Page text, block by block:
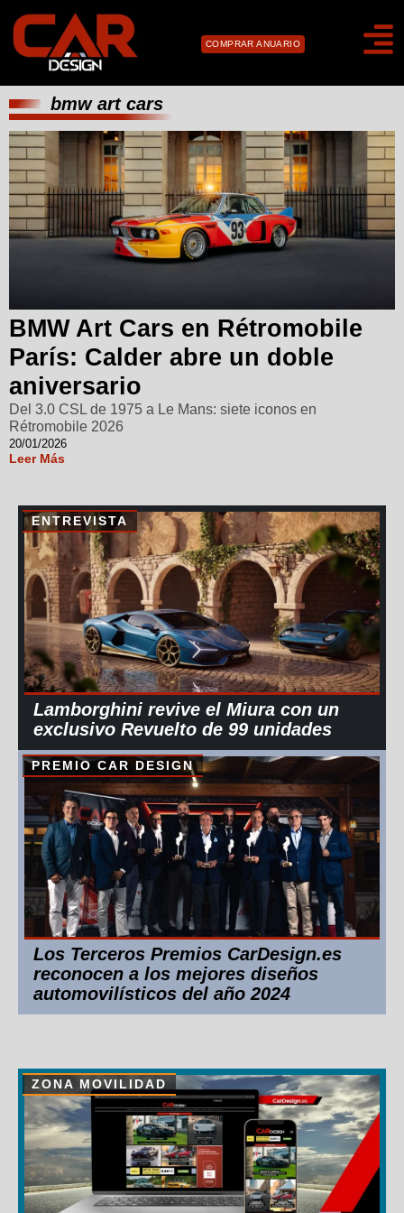
COMPRAR ANUARIO
bmw art cars
BMW Art Cars en Rétromobile
París: Calder abre un doble
aniversario
Del 3.0 CSL de 1975 a Le Mans: siete iconos en
Rétromobile 2026
20/01/2026
Leer Más
ENTREVISTA
Lamborghini revive el Miura con un
exclusivo Revuelto de 99 unidades
PREMIO CAR DESIGN
Los Terceros Premios CarDesign.es
reconocen a los mejores diseños
automovilísticos del año 2024
ZONA MOVILIDAD